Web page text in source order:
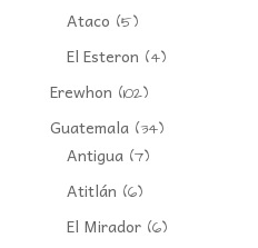
Ataco (5)
El Esteron (4)
Erewhon (102)
Guatemala(34)
Antigua(7)
Atitlán (6)
El Mirador(6)